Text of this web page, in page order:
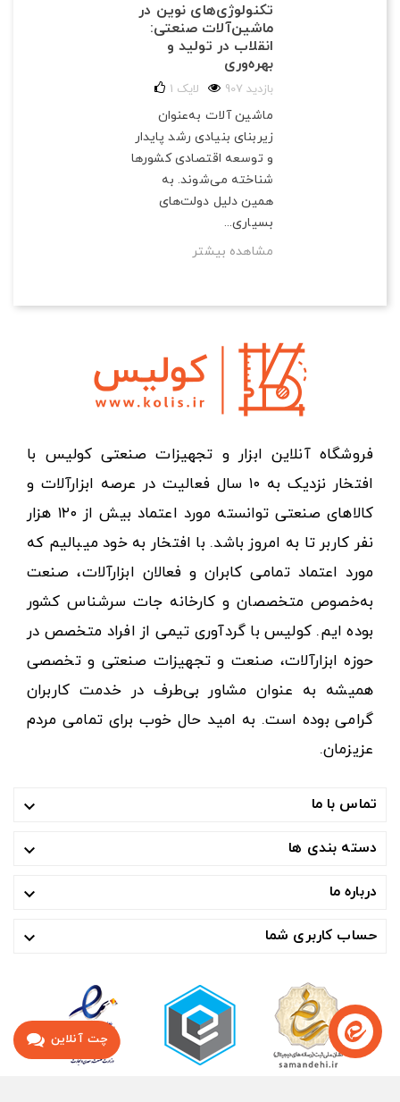
تکنولوژی‌های نوین در
ماشین‌آلات صنعتی:
انقلاب در تولید و
بهره‌وری
907 بازدید 1 لایک
ماشین آلات به‌عنوان
زیربنای بنیادی رشد پایدار
و توسعه اقتصادی کشورها
شناخته می‌شوند. به
همین دلیل دولت‌های
بسیاری...
مشاهده بیشتر
فروشگاه آنلاین ابزار و تجهیزات صنعتی کولیس با
افتخار نزدیک به ۱۰ سال فعالیت در عرصه ابزارآلات و
کالاهای صنعتی توانسته مورد اعتماد بیش از ۱۲۰ هزار
نفر کاربر تا به امروز باشد. با افتخار به خود میبالیم که
مورد اعتماد تمامی کابران و فعالان ابزارآلات، صنعت
به‌خصوص متخصصان و کارخانه جات سرشناس کشور
بوده ایم. کولیس با گردآوری تیمی از افراد متخصص در
حوزه ابزارآلات، صنعت و تجهیزات صنعتی و تخصصی
همیشه به عنوان مشاور بی‌طرف در خدمت کاربران
گرامی بوده است. به امید حال خوب برای تمامی مردم
عزیزمان.
تماس با ما 
دسته بندی ها 
درباره ما 
حساب کاربری شما 
چت آنلاین